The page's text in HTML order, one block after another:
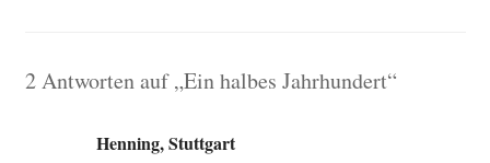
2 Antworten auf „Ein halbes Jahrhundert“
Henning, Stuttgart